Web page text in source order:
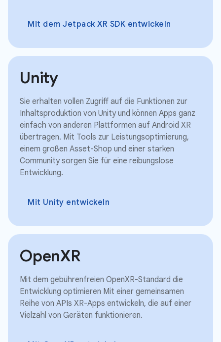
Mit dem Jetpack XR SDK entwickeln
Unity
Sie erhalten vollen Zugriff auf die Funktionen zur
Inhaltsproduktion von Unity und können Apps ganz
einfach von anderen Plattformen auf Android XR
übertragen. Mit Tools zur Leistungsoptimierung,
einem großen Asset-Shop und einer starken
Community sorgen Sie für eine reibungslose
Entwicklung.
Mit Unity entwickeln
OpenXR
Mit dem gebührenfreien OpenXR-Standard die
Entwicklung optimieren Mit einer gemeinsamen
Reihe von APIs XR-Apps entwickeln, die auf einer
Vielzahl von Geräten funktionieren.